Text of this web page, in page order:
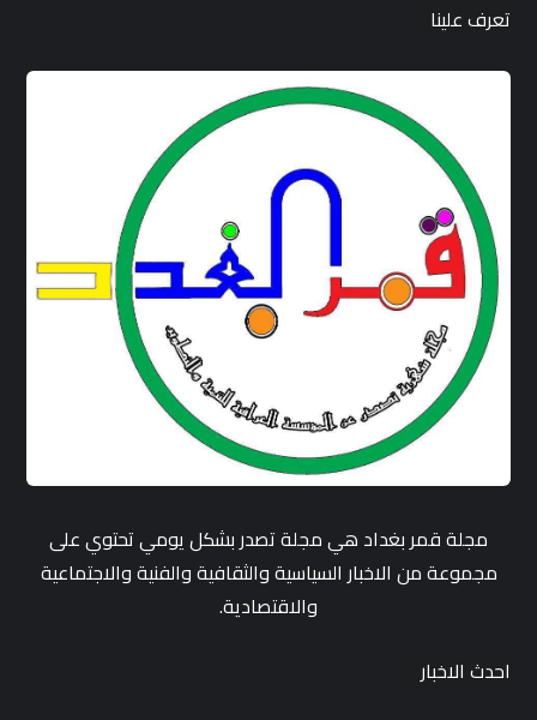
تعرف علينا
مجلة قمر بغداد هي مجلة تصدر بشكل يومي تحتوي على
مجموعة من الاخبار السياسية والثقافية والفنية والاجتماعية
والاقتصادية.
احدث الاخبار